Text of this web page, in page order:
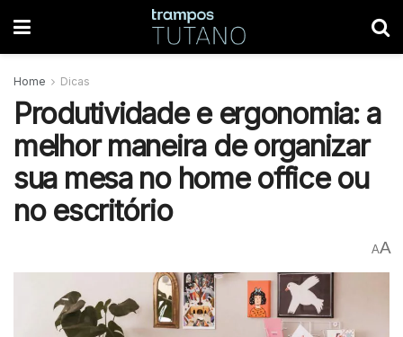
Home Dicas
Produtividade e ergonomia: a
melhor maneira de organizar
sua mesa no home office ou
no escritório
AA